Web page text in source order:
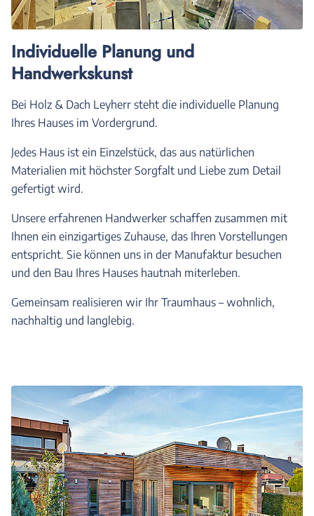
Individuelle Planung und
Handwerkskunst
Bei Holz & Dach Leyherr steht die individuelle Planung
Ihres Hauses im Vordergrund.
Jedes Haus ist ein Einzelstück, das aus natürlichen
Materialien mit höchster Sorgfalt und Liebe zum Detail
gefertigt wird.
Unsere erfahrenen Handwerker schaffen zusammen mit
Ihnen ein einzigartiges Zuhause, das Ihren Vorstellungen
entspricht. Sie können uns in der Manufaktur besuchen
und den Bau Ihres Hauses hautnah miterleben.
Gemeinsam realisieren wir Ihr Traumhaus – wohnlich,
nachhaltig und langlebig.